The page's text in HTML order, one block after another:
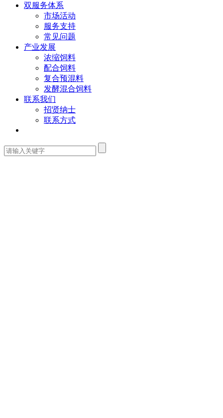
双服务体系
市场活动
服务支持
常见问题
产业发展
浓缩饲料
配合饲料
复合预混料
发酵混合饲料
联系我们
招贤纳士
联系方式